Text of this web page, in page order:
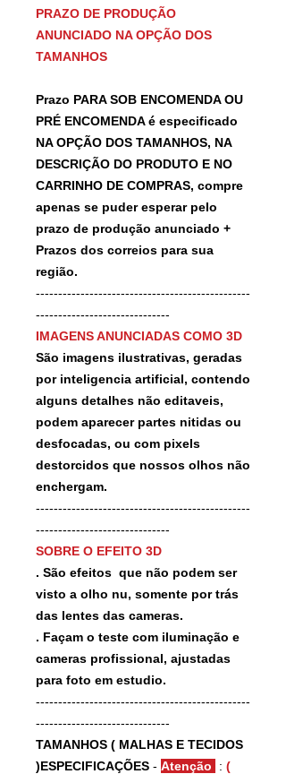
PRAZO DE PRODUÇÃO
ANUNCIADO NA OPÇÃO DOS
TAMANHOS
Prazo PARA SOB ENCOMENDA OU
PRÉ ENCOMENDA é especificado
NA OPÇÃO DOS TAMANHOS, NA
DESCRIÇÃO DO PRODUTO E NO
CARRINHO DE COMPRAS, compre
apenas se puder esperar pelo
prazo de produção anunciado +
Prazos dos correios para sua
região.
------------------------------------------------
------------------------------
IMAGENS ANUNCIADAS COMO 3D
São imagens ilustrativas, geradas
por inteligencia artificial, contendo
alguns detalhes não editaveis,
podem aparecer partes nitidas ou
desfocadas, ou com pixels
destorcidos que nossos olhos não
enchergam.
------------------------------------------------
------------------------------
SOBRE O EFEITO 3D
. São efeitos que não podem ser
visto a olho nu, somente por trás
das lentes das cameras.
. Façam o teste com iluminação e
cameras profissional, ajustadas
para foto em estudio.
------------------------------------------------
------------------------------
TAMANHOS ( MALHAS E TECIDOS
)ESPECIFICAÇÕES - Atenção : (